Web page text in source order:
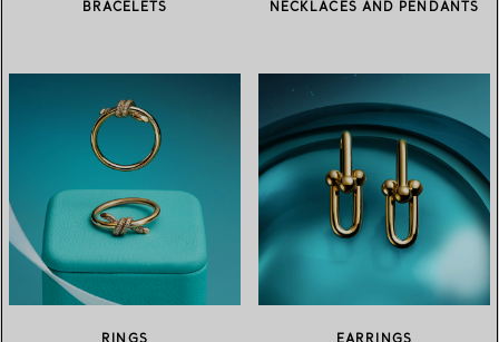
BRACELETS NECKLACES AND PENDANTS